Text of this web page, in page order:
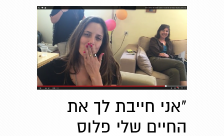
"אני חייבת לך את
החיים שלי פלוס